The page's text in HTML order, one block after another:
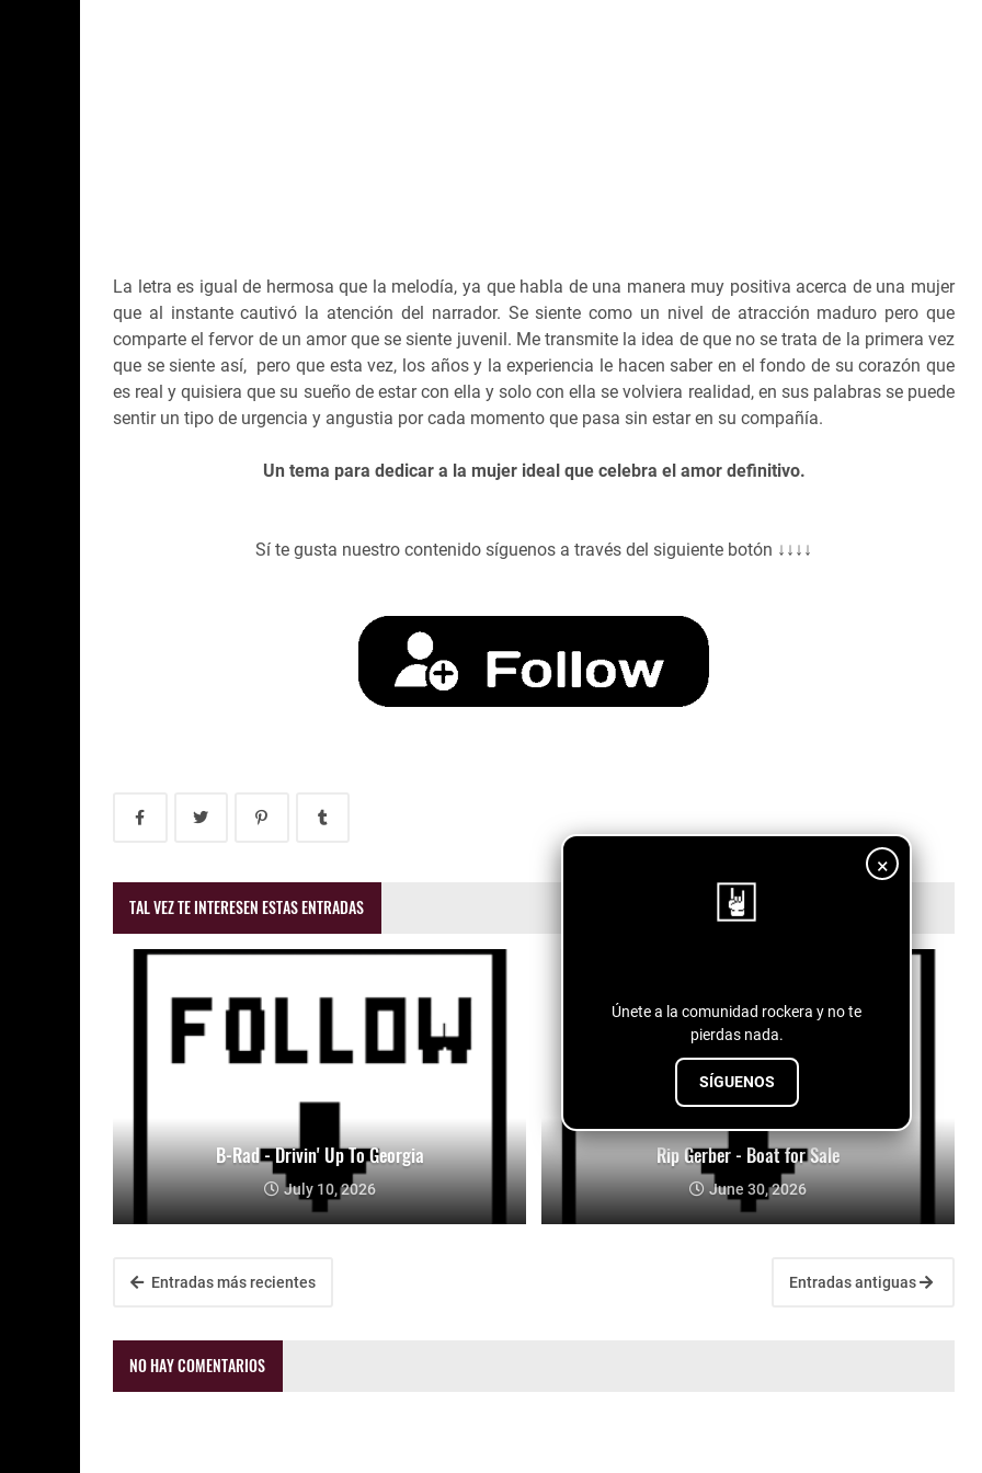
×
Únete a la comunidad rockera y no te
pierdas nada.
SÍGUENOS
La letra es igual de hermosa que la melodía, ya que habla de una manera muy positiva acerca de una mujer
que al instante cautivó la atención del narrador. Se siente como un nivel de atracción maduro pero que
comparte el fervor de un amor que se siente juvenil. Me transmite la idea de que no se trata de la primera vez
que se siente así, pero que esta vez, los años y la experiencia le hacen saber en el fondo de su corazón que
es real y quisiera que su sueño de estar con ella y solo con ella se volviera realidad, en sus palabras se puede
sentir un tipo de urgencia y angustia por cada momento que pasa sin estar en su compañía.
Un tema para dedicar a la mujer ideal que celebra el amor definitivo.
Sí te gusta nuestro contenido síguenos a través del siguiente botón ↓↓↓↓
TAL VEZ TE INTERESEN ESTAS ENTRADAS
B-Rad - Drivin' Up To Georgia
July 10, 2026
Rip Gerber - Boat for Sale
June 30, 2026
Entradas más recientes Entradas antiguas
NO HAY COMENTARIOS